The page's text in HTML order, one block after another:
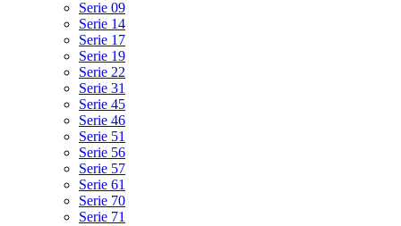
Serie 09
Serie 14
Serie 17
Serie 19
Serie 22
Serie 31
Serie 45
Serie 46
Serie 51
Serie 56
Serie 57
Serie 61
Serie 70
Serie 71